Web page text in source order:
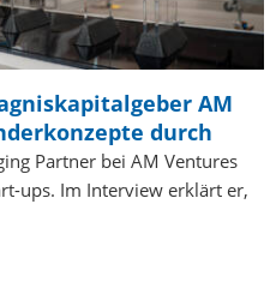
AM
durch
Partner bei AM Ventures
ups. Im Interview erklärt er,